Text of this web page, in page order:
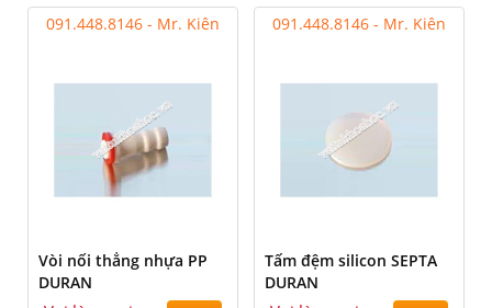
091.448.8146 - Mr. Kiên
Vòi nối thẳng nhựa PP
DURAN
091.448.8146 - Mr. Kiên
Tấm đệm silicon SEPTA
DURAN